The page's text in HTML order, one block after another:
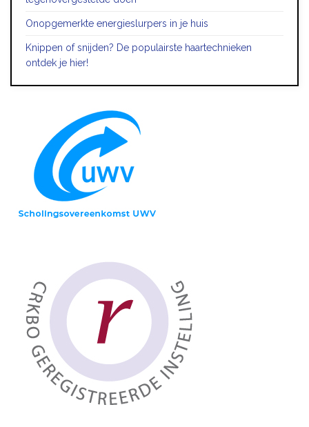
Onopgemerkte energieslurpers in je huis
Knippen of snijden? De populairste haartechnieken
ontdek je hier!